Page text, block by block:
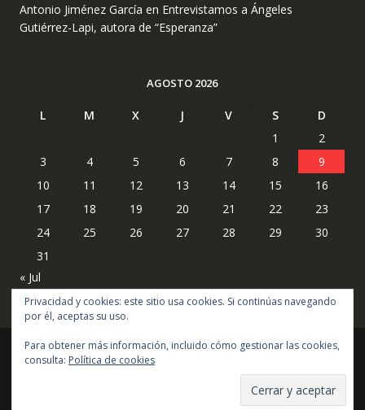
Antonio Jiménez García en Entrevistamos a Ángeles
Gutiérrez-Lapi, autora de “Esperanza”
AGOSTO 2026
L M X J V S
D
1
2
3
4 5 6 7 8
9
10
11 12 13 14 15
16
17
18 19 20 21 22
23
24
25 26 27 28 29
30
31
« Jul
Copyright © todos los derechos reservados
Acme Themes
Privacidad y cookies: este sitio usa cookies. Si continúas navegando
por él, aceptas su uso.
Para obtener más información, incluido cómo gestionar las cookies,
consulta: Política de cookies